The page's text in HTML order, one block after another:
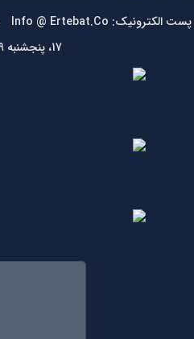
17، پنجشنبه 9 الی 13